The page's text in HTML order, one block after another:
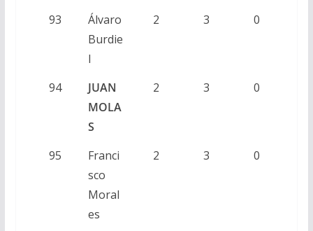
93
Álvaro
Burdie
l
2 3 0
94
JUAN
MOLA
S
2 3 0
95
Franci
sco
Moral
es
2 3 0